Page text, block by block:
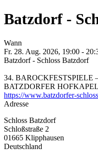
Batzdorf -
Wann
Fr. 28. Aug. 2026, 19:00 -
Batzdorf - Schloss Batzdorf
34. BAROCKFESTSPIELE
BATZDORFER
https://www.batzdorfer-
Adresse
Schloss Batzdorf
Schloßstraße 2
01665 Klipphausen
Deutschland